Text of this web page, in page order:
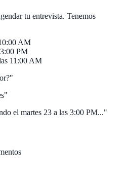
tu entrevista. Tenemos
AM
PM
11:00 AM
el martes 23 a las 3:00 PM..."